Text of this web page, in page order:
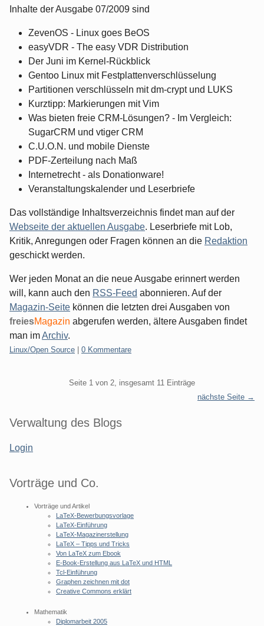
Inhalte der Ausgabe 07/2009 sind
ZevenOS - Linux goes BeOS
easyVDR - The easy VDR Distribution
Der Juni im Kernel-Rückblick
Gentoo Linux mit Festplattenverschlüsselung
Partitionen verschlüsseln mit dm-crypt und LUKS
Kurztipp: Markierungen mit Vim
Was bieten freie CRM-Lösungen? - Im Vergleich:
SugarCRM und vtiger CRM
C.U.O.N. und mobile Dienste
PDF-Zerteilung nach Maß
Internetrecht - als Donationware!
Veranstaltungskalender und Leserbriefe
Das vollständige Inhaltsverzeichnis findet man auf der
Webseite der aktuellen Ausgabe. Leserbriefe mit Lob,
Kritik, Anregungen oder Fragen können an die Redaktion
geschickt werden.
Wer jeden Monat an die neue Ausgabe erinnert werden
will, kann auch den RSS-Feed abonnieren. Auf der
Magazin-Seite können die letzten drei Ausgaben von
freiesMagazin abgerufen werden, ältere Ausgaben findet
man imArchiv.
Kategorien:
Linux/Open Source 0 Kommentare
Seite 1 von 2, insgesamt 11 Einträge
nächste Seite →
Seitenleiste
Verwaltung des Blogs
Login
Vorträge und Co.
Vorträge und Artikel
LaTeX-Bewerbungsvorlage
LaTeX-Einführung
LaTeX-Magazinerstellung
LaTeX – Tipps und Tricks
Von LaTeX zum Ebook
E-Book-Erstellung aus LaTeX und HTML
Tcl-Einführung
Graphen zeichnen mit dot
Creative Commons erklärt
Mathematik
Diplomarbeit 2005